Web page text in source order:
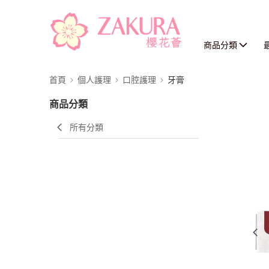
商品分類
首頁 個人護理 口腔護理 牙膏
商品分類
所有分類